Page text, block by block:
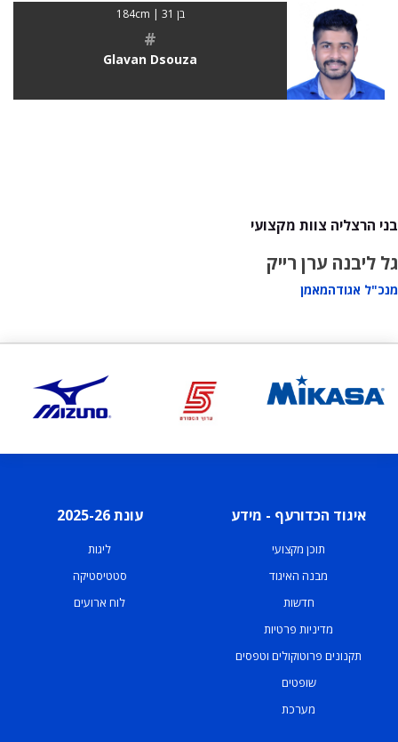
בן 31 | 184cm
#
Glavan Dsouza
בני הרצליה צוות מקצועי
גל ליבנה
מנכ"ל אגודה
ערן רייק
מאמן
איגוד הכדורעף - מידע
תוכן מקצועי
מבנה האיגוד
חדשות
מדיניות פרטיות
תקנונים פרוטוקולים וטפסים
שופטים
מערכת
עונת 2025-26
ליגות
סטטיסטיקה
לוח ארועים